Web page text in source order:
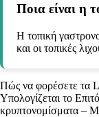
Ποια είναι η
Η τοπική
και οι τοπικές
Πώς να φορέσετε τα
Υπολογίζεται το
κρυπτονομίσματα –